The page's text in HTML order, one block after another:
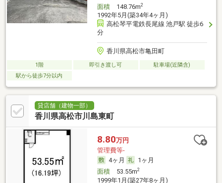
面積148.76m2
1992年5月(築34年4ヶ月)
高松琴平電鉄長尾線 池戸駅 徒歩6
分
香川県高松市亀田町
1階 即引き渡し可
駐車場(近隣含)
駅から徒歩7分以内
貸店舗（建物一部）
香川県高松市川島東町
8.80万円
管理費等-
4ヶ月
1ヶ月
面積53.55m2
1999年1月(築27年8ヶ月)